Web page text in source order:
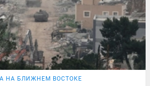
НА БЛИЖНЕМ ВОСТОКЕ